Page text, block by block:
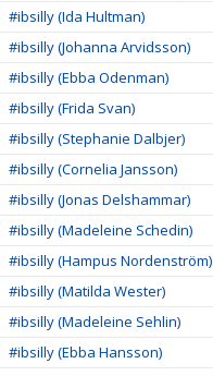
#ibsilly (Ida Hultman)
#ibsilly (Johanna Arvidsson)
#ibsilly (Ebba Odenman)
#ibsilly (Frida Svan)
#ibsilly (Stephanie Dalbjer)
#ibsilly (Cornelia Jansson)
#ibsilly (Jonas Delshammar)
#ibsilly (Madeleine Schedin)
#ibsilly (Hampus Nordenström)
#ibsilly (Matilda Wester)
#ibsilly (Madeleine Sehlin)
#ibsilly (Ebba Hansson)